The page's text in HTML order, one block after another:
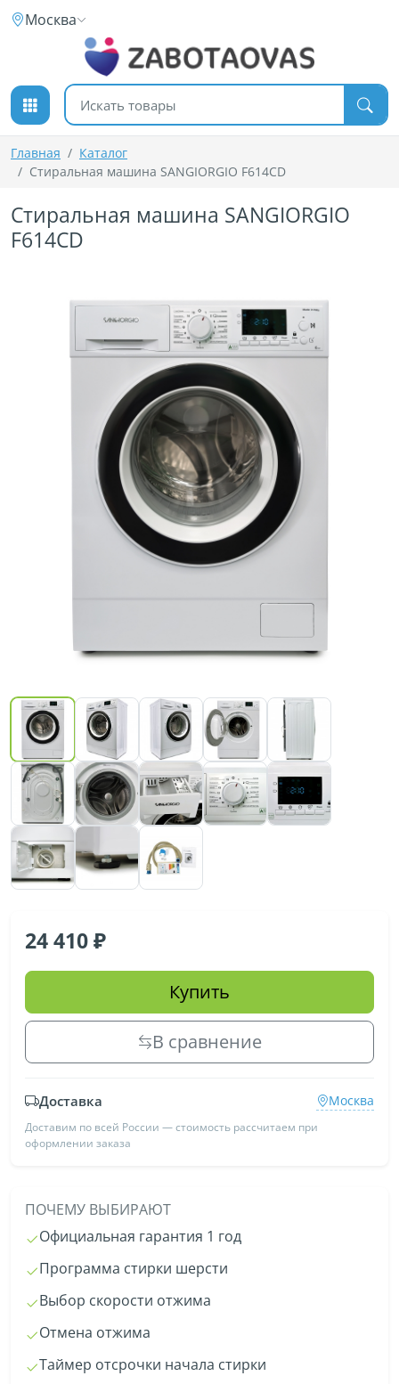
К содержимому
Москва
Поиск товаров
Главная
Каталог
Стиральная машина SANGIORGIO F614CD
Стиральная машина SANGIORGIO
F614CD
24 410
Купить
В сравнение
Доставка Москва
Доставим по всей России — стоимость рассчитаем при
оформлении заказа
ПОЧЕМУ ВЫБИРАЮТ
Официальная гарантия 1 год
Программа стирки шерсти
Выбор скорости отжима
Отмена отжима
Таймер отсрочки начала стирки